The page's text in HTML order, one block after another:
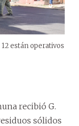
están operativos
recibió G.
sólidos